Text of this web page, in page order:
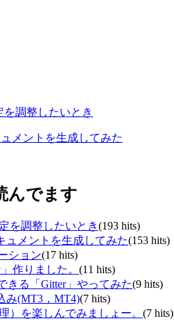
を調整したいとき
メントを生成してみた
んでます
を調整したいとき(193 hits)
ュメントを生成してみた(153 hits)
ション(17 hits)
作りました。 (11 hits)
きる「Gitter」やってみた(9 hits)
み(MT3，MT4)(7 hits)
）を楽しんでみましょー。 (7 hits)